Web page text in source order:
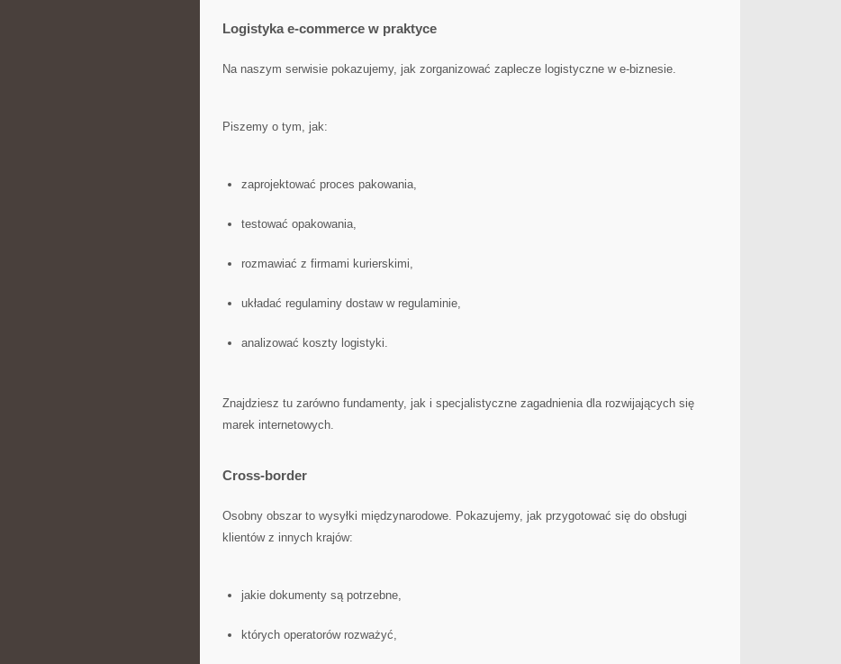
Logistyka e-commerce w praktyce
Na naszym serwisie pokazujemy, jak zorganizować zaplecze logistyczne w e-biznesie.
Piszemy o tym, jak:
zaprojektować proces pakowania,
testować opakowania,
rozmawiać z firmami kurierskimi,
układać regulaminy dostaw w regulaminie,
analizować koszty logistyki.
Znajdziesz tu zarówno fundamenty, jak i specjalistyczne zagadnienia dla rozwijających się
marek internetowych.
Cross-border
Osobny obszar to wysyłki międzynarodowe. Pokazujemy, jak przygotować się do obsługi
klientów z innych krajów:
jakie dokumenty są potrzebne,
których operatorów rozważyć,